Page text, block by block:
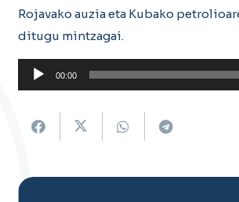
Rojavako auzia eta Kubako
ditugu mintzagai.
Soinu
erreproduzigailua
00:00